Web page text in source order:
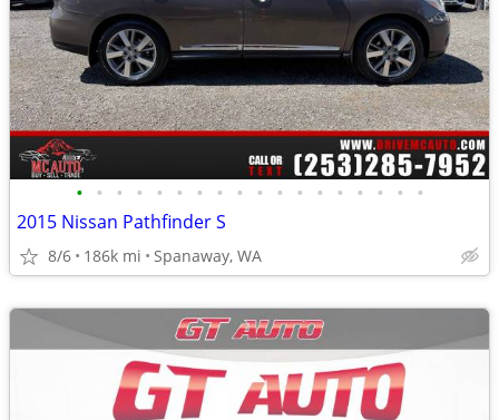
• • • • • • • • • • • • • • • • • •
2015 Nissan Pathfinder S
8/6 186k mi Spanaway, WA